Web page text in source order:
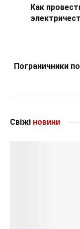
Как
Пограничники
Свіжі новини